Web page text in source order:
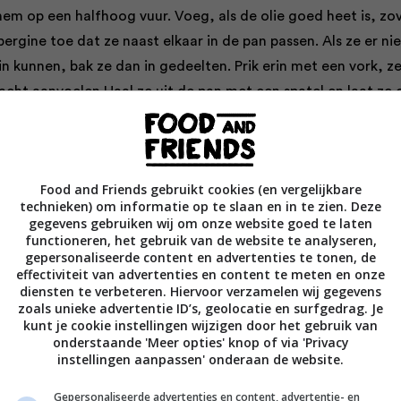
op een halfhoog vuur. Voeg, als de olie goed heet is,
toe dat ze naast elkaar in de pan passen. Als ze er
kunnen, bak ze dan in gedeelten. Prik erin met een vork, ze
aanvoelen Haal ze uit de pan met een spatel en laat ze
groot bord met keukenpapier uitlekken.
pan en veeg de pan schoon met keukenpapier. Giet de
de plakken ui toe en zet het vuur halfhoog. Fruit de ui tot hij
dan de gehakte knoflook toe en bak al roerend nog een
tomaat erbij, zet het vuur hoog en kook het geheel 8-10
vaak roert.
toe, wat peper uit de molen, roer om en zet het vuur
nog 1-2 minuten door terwijl u af en toe roert. Proef af op
Food and Friends gebruikt cookies (en vergelijkbare
technieken) om informatie op te slaan en in te zien. Deze
gegevens gebruiken wij om onze website goed te laten
functioneren, het gebruik van de website te analyseren,
gepersonaliseerde content en advertenties te tonen, de
effectiviteit van advertenties en content te meten en onze
diensten te verbeteren. Hiervoor verzamelen wij gegevens
zoals unieke advertentie ID’s, geolocatie en surfgedrag. Je
kunt je cookie instellingen wijzigen door het gebruik van
onderstaande 'Meer opties' knop of via 'Privacy
instellingen aanpassen' onderaan de website.
Gepersonaliseerde advertenties en content, advertentie- en